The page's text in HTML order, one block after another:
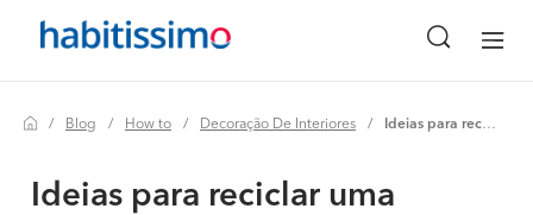
Blog How to Decoração De Interiores Ideias para reciclar uma garrafa de detergente
Ideias para reciclar uma